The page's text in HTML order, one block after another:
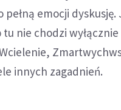
emocji dyskusję.
nie chodzi
innych zagadnień.